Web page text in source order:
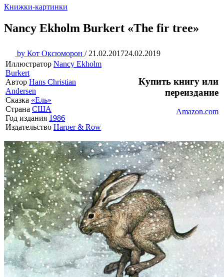
Книжки-картинки
Nancy Ekholm Burkert «The fir tree»
by Кот Оксюморон / 21.02.201724.02.2019
Иллюстратор Nancy Ekholm
Burkert
Автор Hans Christian
Andersen
Сказка «Ель»
Страна США
Год издания 1986
Издательство Harper & Row
Купить книгу или
переиздание
Amazon.com